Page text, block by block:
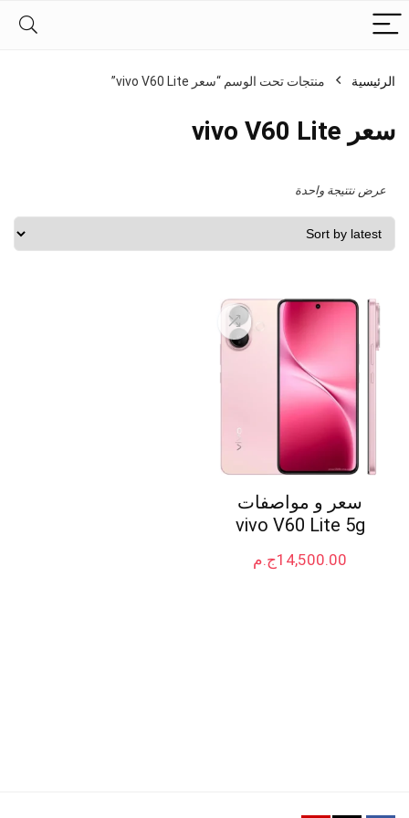
الرئيسية منتجات تحت الوسم “سعر vivo V60 Lite”
سعر vivo V60 Lite
عرض نتتيجة واحدة
سعر و مواصفات
vivo V60 Lite 5g
ج.م14,500.00